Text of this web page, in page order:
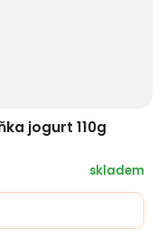
jogurt 110g
skladem